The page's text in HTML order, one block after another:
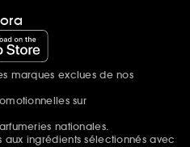
marques exclues de nos
sur
nationales.
aux ingrédients sélectionnés avec